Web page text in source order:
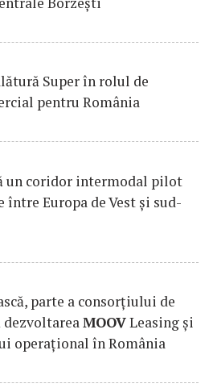
Super în rolul de
pentru România
un coridor intermodal pilot
Europa de Vest și sud-
parte a consorțiului de
dezvoltareaMOOVLeasing și
operațional în România